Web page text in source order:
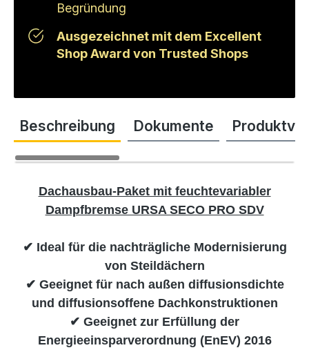
Begründung
Ausgezeichnet mit dem Excellent
Shop Award von Trusted Shops
Beschreibung Dokumente
Dachausbau-Paket mit feuchtevariabler
Dampfbremse URSA SECO PRO SDV
✔ Ideal für die nachträgliche Modernisierung
von Steildächern
✔ Geeignet für nach außen diffusionsdichte
und diffusionsoffene Dachkonstruktionen
✔ Geeignet zur Erfüllung der
Energieeinsparverordnung (EnEV) 2016